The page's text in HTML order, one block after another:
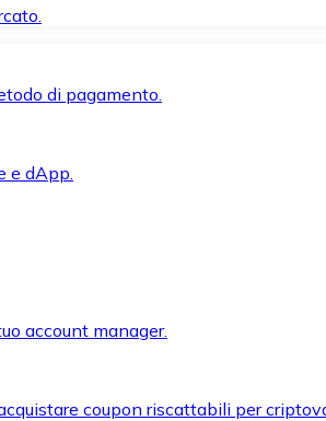
di pagamento.
e dApp.
account manager.
coupon riscattabili per